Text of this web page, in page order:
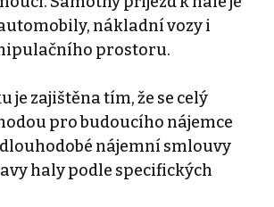
nákladní vozy i
prostoru.
zajištěna tím, že se celý
pro budoucího nájemce
nájemní smlouvy
haly podle specifických